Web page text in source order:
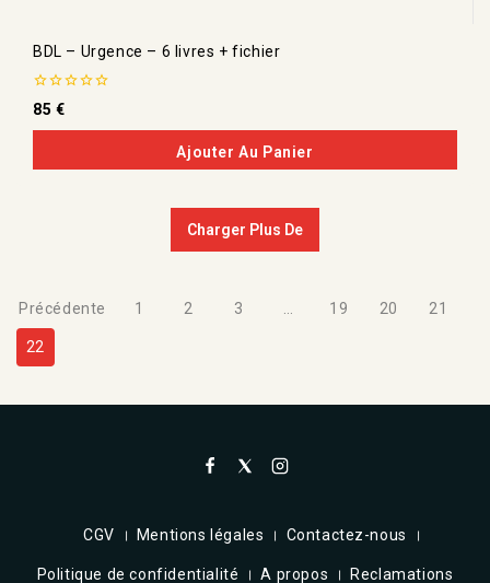
BDL – Urgence – 6 livres + fichier
0
de
5
85 €
Ajouter Au Panier
Charger Plus De
Précédente 1 2 3 19 20 21
22
CGV Mentions légales Contactez-nous
Politique de confidentialité A propos Reclamations